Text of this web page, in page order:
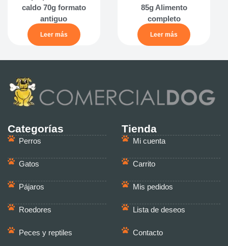
caldo 70g formato
antiguo
Leer más
85g Alimento
completo
Leer más
Categorías
Perros
Gatos
Pájaros
Roedores
Peces y reptiles
Tienda
Mi cuenta
Carrito
Mis pedidos
Lista de deseos
Contacto